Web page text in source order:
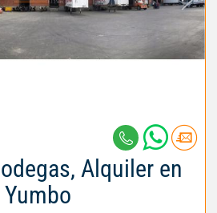
Alquiler en
Yumbo